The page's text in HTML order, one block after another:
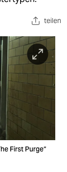
teilen
First Purge“